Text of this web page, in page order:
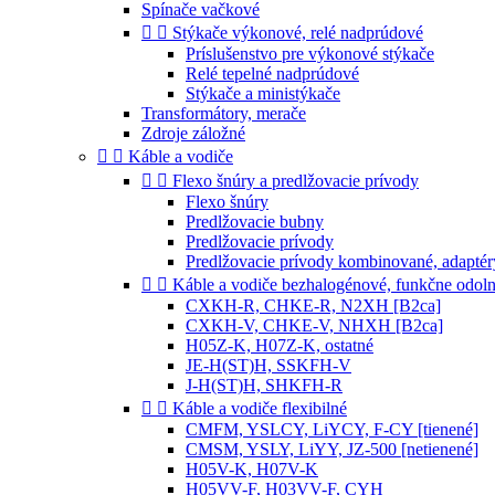
Spínače vačkové
  Stýkače výkonové, relé nadprúdové
Príslušenstvo pre výkonové stýkače
Relé tepelné nadprúdové
Stýkače a ministýkače
Transformátory, merače
Zdroje záložné
  Káble a vodiče
  Flexo šnúry a predlžovacie prívody
Flexo šnúry
Predlžovacie bubny
Predlžovacie prívody
Predlžovacie prívody kombinované,
  Káble a vodiče bezhalogénové, funkčne
CXKH-R, CHKE-R, N2XH [B2ca]
CXKH-V, CHKE-V, NHXH [B2ca]
H05Z-K, H07Z-K, ostatné
JE-H(ST)H, SSKFH-V
J-H(ST)H, SHKFH-R
  Káble a vodiče flexibilné
CMFM, YSLCY, LiYCY, F-CY [tienené]
CMSM, YSLY, LiYY, JZ-500 [netienené]
H05V-K, H07V-K
H05VV-F, H03VV-F, CYH